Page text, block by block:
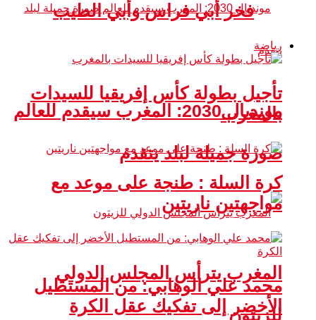
مونديال 2030: المغرب سيقدم للعالم
صورة جميلة لبلد يتقدم
المغرب يترأس المجلس الدولي
للزيتون
فخر أبي فراس وأبي الطيب
رياضة
تأجيل بطولة كأس إفريقيا للسيدات
بالمغرب
كرة السلة : طنجة على موعد مع
مواجهتين ناريتين
محمد علي الوهابي: من المستطيل
الأخضر إلى تفكيك عقل الكرة